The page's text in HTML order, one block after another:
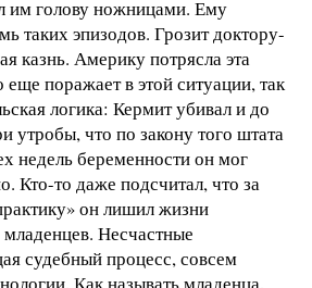
им голову ножницами. Ему
таких эпизодов. Грозит доктору-
казнь. Америку потрясла эта
еще поражает в этой ситуации, так
логика: Кермит убивал и до
утробы, что по закону того штата
недель беременности он мог
Кто-то даже подсчитал, что за
он лишил жизни
Несчастные
судебный процесс, совсем
Как называть младенца,